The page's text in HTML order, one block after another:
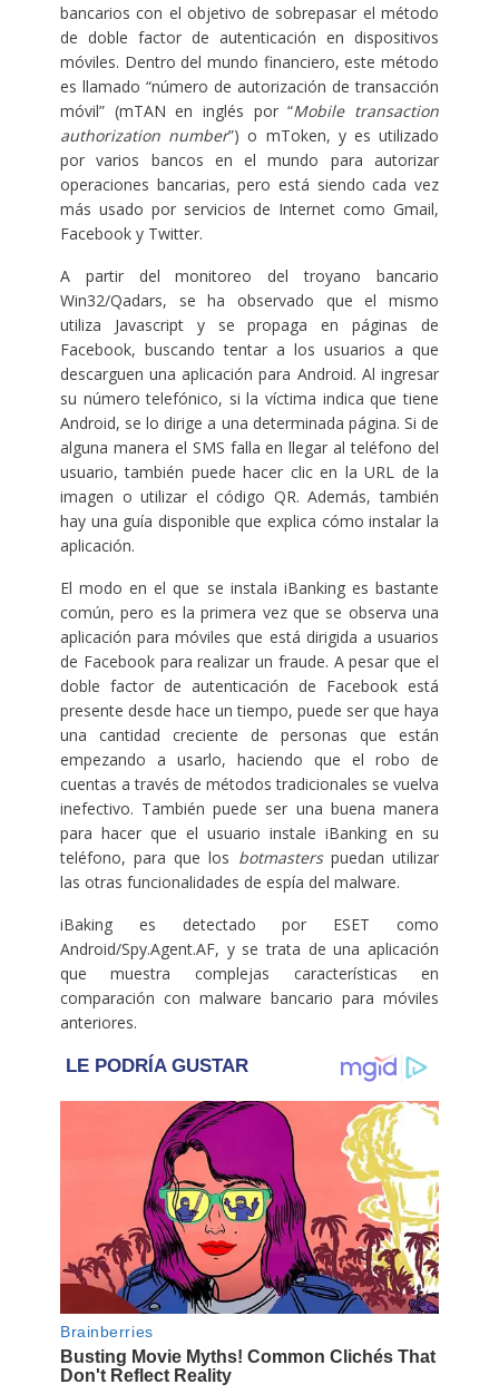
bancarios con el objetivo de sobrepasar el método
de doble factor de autenticación en dispositivos
móviles. Dentro del mundo financiero, este método
es llamado “número de autorización de transacción
móvil” (mTAN en inglés por “Mobile transaction
authorization number”) o mToken, y es utilizado
por varios bancos en el mundo para autorizar
operaciones bancarias, pero está siendo cada vez
más usado por servicios de Internet como Gmail,
Facebook y Twitter.
A partir del monitoreo del troyano bancario
Win32/Qadars, se ha observado que el mismo
utiliza Javascript y se propaga en páginas de
Facebook, buscando tentar a los usuarios a que
descarguen una aplicación para Android. Al ingresar
su número telefónico, si la víctima indica que tiene
Android, se lo dirige a una determinada página. Si de
alguna manera el SMS falla en llegar al teléfono del
usuario, también puede hacer clic en la URL de la
imagen o utilizar el código QR. Además, también
hay una guía disponible que explica cómo instalar la
aplicación.
El modo en el que se instala iBanking es bastante
común, pero es la primera vez que se observa una
aplicación para móviles que está dirigida a usuarios
de Facebook para realizar un fraude. A pesar que el
doble factor de autenticación de Facebook está
presente desde hace un tiempo, puede ser que haya
una cantidad creciente de personas que están
empezando a usarlo, haciendo que el robo de
cuentas a través de métodos tradicionales se vuelva
inefectivo. También puede ser una buena manera
para hacer que el usuario instale iBanking en su
teléfono, para que los botmasterspuedan utilizar
las otras funcionalidades de espía del malware.
iBaking es detectado por ESET como
Android/Spy.Agent.AF, y se trata de una aplicación
que muestra complejas características en
comparación con malware bancario para móviles
anteriores.